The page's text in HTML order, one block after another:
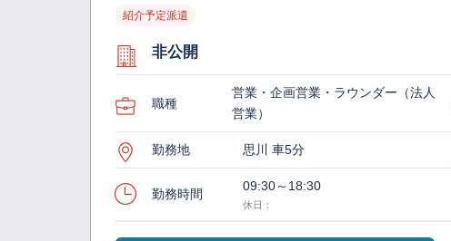
紹介予定派遣
非公開
職種
営業・企画営業・ラウンダー（法人
営業）
勤務地 思川 車5分
勤務時間
09:30～18:30
休日：